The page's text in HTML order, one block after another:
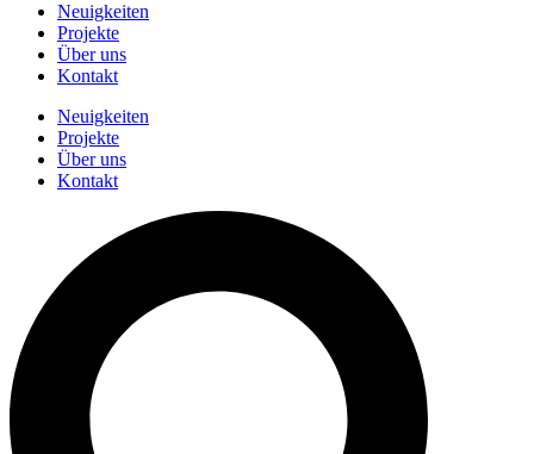
Neuigkeiten
Projekte
Über uns
Kontakt
Neuigkeiten
Projekte
Über uns
Kontakt